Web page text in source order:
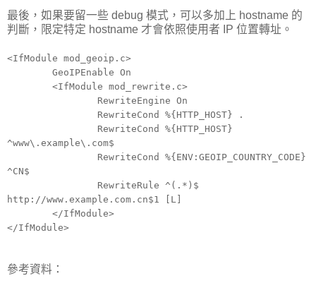
最後，如果要留一些 debug 模式，可以多加上 hostname 的
判斷，限定特定 hostname 才會依照使用者 IP 位置轉址。
<IfModule mod_geoip.c>
GeoIPEnable On
<IfModule mod_rewrite.c>
RewriteEngine On
RewriteCond %{HTTP_HOST} .
RewriteCond %{HTTP_HOST}
^www\.example\.com$
RewriteCond %{ENV:GEOIP_COUNTRY_CODE}
^CN$
RewriteRule ^(.*)$
http://www.example.com.cn$1 [L]
</IfModule>
</IfModule>
參考資料：